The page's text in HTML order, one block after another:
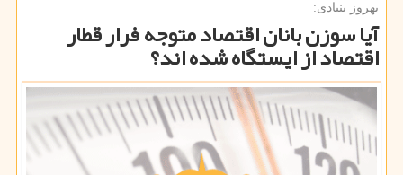
بهروز بنیادی:
آیا سوزن بانان اقتصاد متوجه فرار قطار
اقتصاد از ایستگاه شده اند؟